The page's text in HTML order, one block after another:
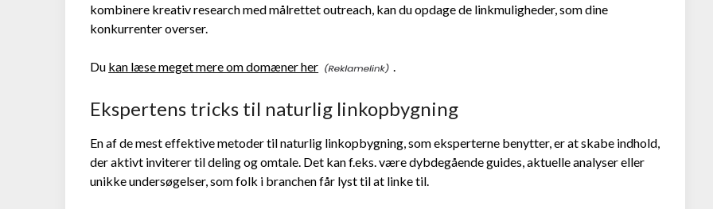
kombinere kreativ research med målrettet outreach, kan du opdage de linkmuligheder, som dine
konkurrenter overser.
Du kan læse meget mere om domæner her .
Ekspertens tricks til naturlig linkopbygning
En af de mest effektive metoder til naturlig linkopbygning, som eksperterne benytter, er at skabe indhold,
der aktivt inviterer til deling og omtale. Det kan f.eks. være dybdegående guides, aktuelle analyser eller
unikke undersøgelser, som folk i branchen får lyst til at linke til.